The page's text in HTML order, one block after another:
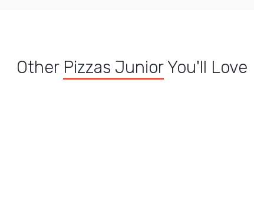
Other Pizzas Junior You'll Love